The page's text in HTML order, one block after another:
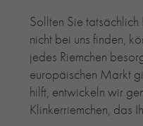
Sollten Sie
nicht bei uns finden,
jedes Riemchen
europäischen Markt
hilft, entwickeln wir
Klinkerriemchen, das